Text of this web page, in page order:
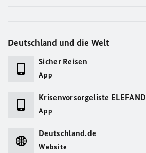
Deutschland und die Welt
Sicher Reisen
App
Krisenvorsorgeliste ELEFAND
App
Deutschland.de
Website